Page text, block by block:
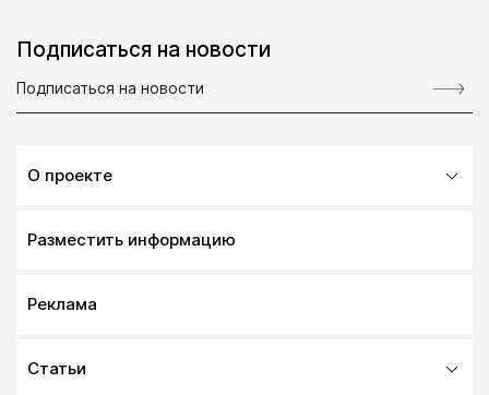
Подписаться на новости
О проекте
Разместить информацию
Реклама
Статьи